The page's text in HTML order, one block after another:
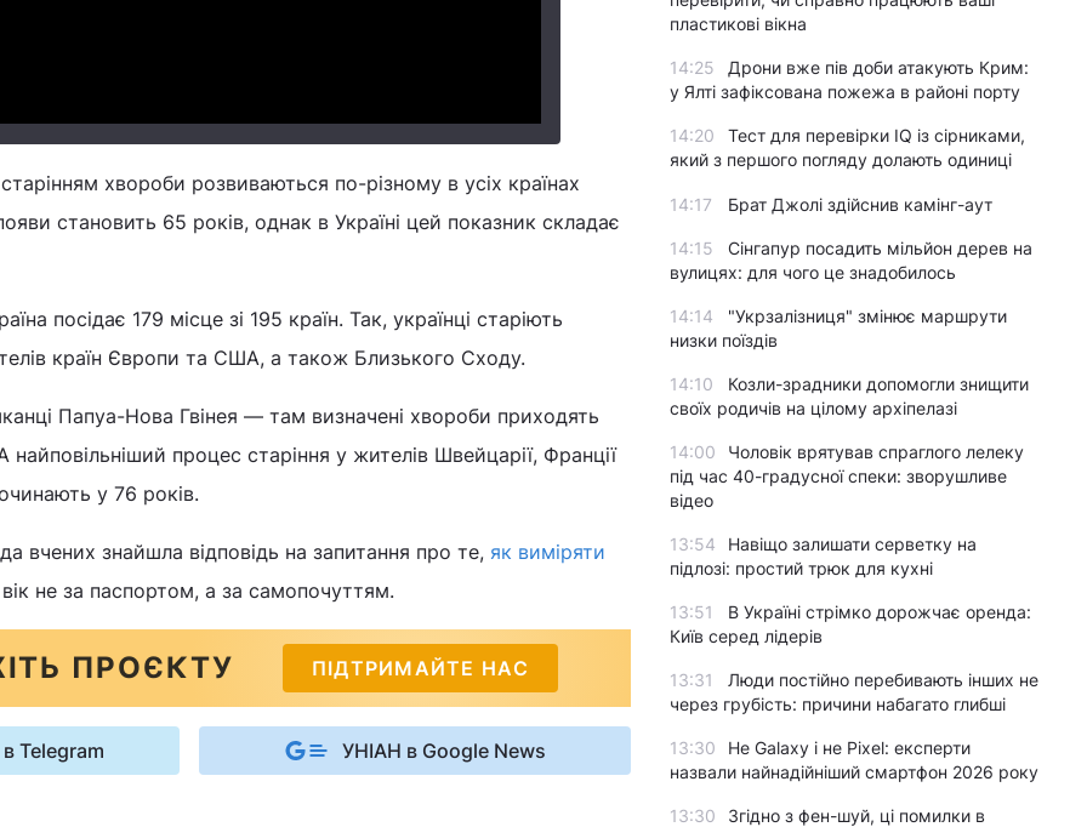
старінням хвороби розвиваються по-різному в усіх країнах
становить 65 років, однак в Україні цей показник складає
посідає 179 місце зі 195 країн. Так, українці старіють
країн Європи та США, а також Близького Сходу.
Папуа-Нова Гвінея — там визначені хвороби приходять
процес старіння у жителів Швейцарії, Франції
у 76 років.
вчених знайшла відповідь на запитання про те, як виміряти
не за паспортом, а за самопочуттям.
ПРОЄКТУ ПІДТРИМАЙТЕ НАС
Telegram УНІАН в Google News
пластикові вікна
14:25
Дрони вже пів доби атакують Крим:
у Ялті зафіксована пожежа в районі порту
14:20
Тест для перевірки IQ із сірниками,
який з першого погляду долають одиниці
14:17 Брат Джолі здійснив камінг-аут
14:15
Сінгапур посадить мільйон дерев на
вулицях: для чого це знадобилось
14:14
"Укрзалізниця" змінює маршрути
низки поїздів
14:10
Козли-зрадники допомогли знищити
своїх родичів на цілому архіпелазі
14:00
Чоловік врятував спраглого лелеку
під час 40-градусної спеки: зворушливе
відео
13:54
Навіщо залишати серветку на
підлозі: простий трюк для кухні
13:51
В Україні стрімко дорожчає оренда:
Київ серед лідерів
13:31
Люди постійно перебивають інших не
через грубість: причини набагато глибші
13:30
Не Galaxy і не Pixel: експерти
назвали найнадійніший смартфон 2026 року
13:30
Згідно з фен-шуй, ці помилки в